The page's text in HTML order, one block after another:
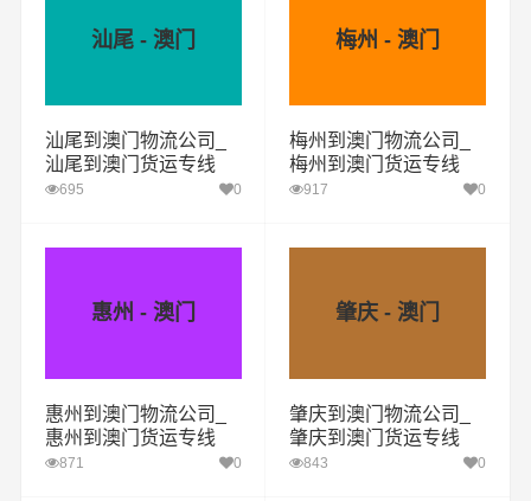
汕尾 - 澳门
汕尾到澳门物流公司_
汕尾到澳门货运专线
695 0
梅州 - 澳门
梅州到澳门物流公司_
梅州到澳门货运专线
917 0
惠州 - 澳门
惠州到澳门物流公司_
惠州到澳门货运专线
871 0
肇庆 - 澳门
肇庆到澳门物流公司_
肇庆到澳门货运专线
843 0